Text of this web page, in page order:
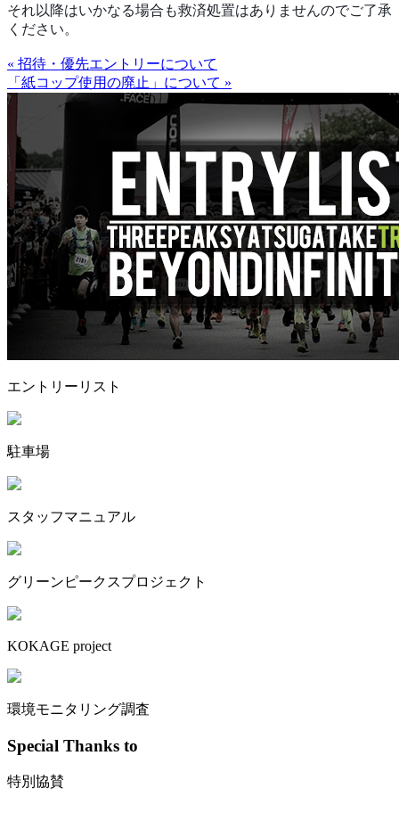
それ以降はいかなる場合も救済処置はありませんのでご了承
ください。
« 招待・優先エントリーについて
「紙コップ使用の廃止」について »
エントリーリスト
駐車場
スタッフマニュアル
グリーンピークスプロジェクト
KOKAGE project
環境モニタリング調査
Special Thanks to
特別協賛